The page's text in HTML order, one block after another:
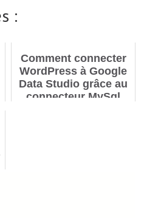
:
Comment connecter
WordPress à Google
Data Studio grâce au
connecteur MySql